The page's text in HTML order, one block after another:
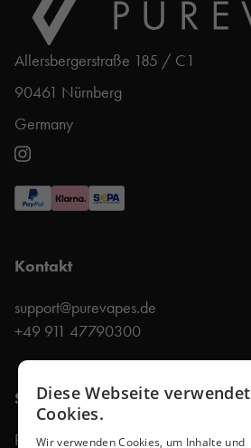
Allersbergerstraße 185 / C1
90461 Nürnberg
Germany
Kontakt
support@purevapes.de
+49 911 47790300
Shop
Produkte
Diese Webseite verwendet
Cookies.
Wir verwenden Cookies, um Inhalte und